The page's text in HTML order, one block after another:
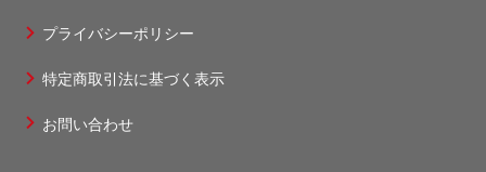
タ
2
プライバシーポリシー
特定商取引法に基づく表示
お問い合わせ